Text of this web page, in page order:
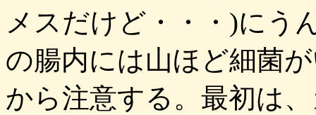
メスだけど・・・)にう
の腸内には山ほど細菌
から注意する。最初は